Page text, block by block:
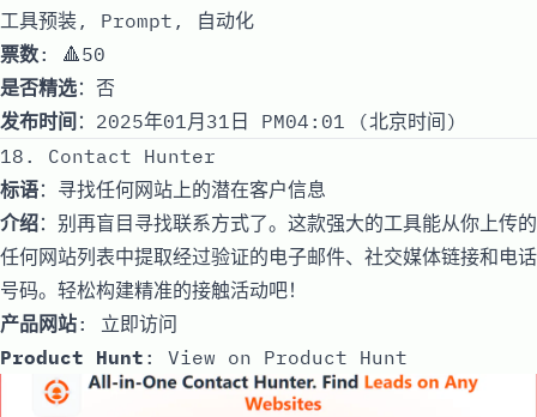
工具预装, Prompt, 自动化
票数: 🔺50
是否精选：否
发布时间 ：2025年01月31日 PM04:01 (北京时间)
18. Contact Hunter
标语：寻找任何网站上的潜在客户信息
介绍：别再盲目寻找联系方式了。这款强大的工具能从你上传的
任何网站列表中提取经过验证的电子邮件、社交媒体链接和电话
号码。轻松构建精准的接触活动吧！
产品网站: 立即访问
Product Hunt : View on Product Hunt